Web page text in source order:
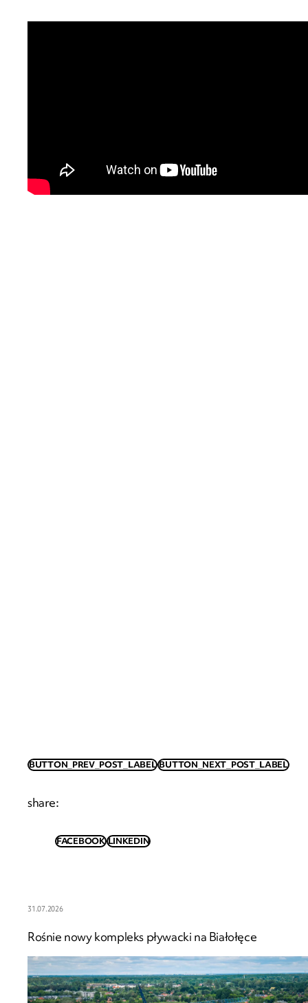
BUTTON_PREV_POST_LABEL BUTTON_NEXT_POST_LABEL
share:
FACEBOOK LINKEDIN
31.07.2026
Rośnie nowy kompleks pływacki na Białołęce